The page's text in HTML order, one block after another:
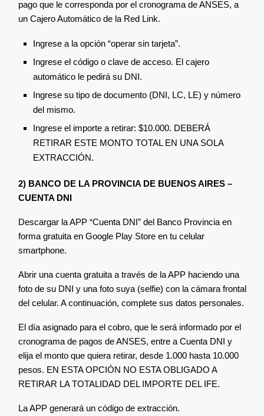
pago que le corresponda por el cronograma de ANSES, a
un Cajero Automático de la Red Link.
Ingrese a la opción “operar sin tarjeta”.
Ingrese el código o clave de acceso. El cajero
automático le pedirá su DNI.
Ingrese su tipo de documento (DNI, LC, LE) y número
del mismo.
Ingrese el importe a retirar: $10.000. DEBERÁ
RETIRAR ESTE MONTO TOTAL EN UNA SOLA
EXTRACCIÓN.
2) BANCO DE LA PROVINCIA DE BUENOS AIRES –
CUENTA DNI
Descargar la APP “Cuenta DNI” del Banco Provincia en
forma gratuita en Google Play Store en tu celular
smartphone.
Abrir una cuenta gratuita a través de la APP haciendo una
foto de su DNI y una foto suya (selfie) con la cámara frontal
del celular. A continuación, complete sus datos personales.
El día asignado para el cobro, que le será informado por el
cronograma de pagos de ANSES, entre a Cuenta DNI y
elija el monto que quiera retirar, desde 1.000 hasta 10.000
pesos. EN ESTA OPCIÓN NO ESTA OBLIGADO A
RETIRAR LA TOTALIDAD DEL IMPORTE DEL IFE.
La APP generará un código de extracción.